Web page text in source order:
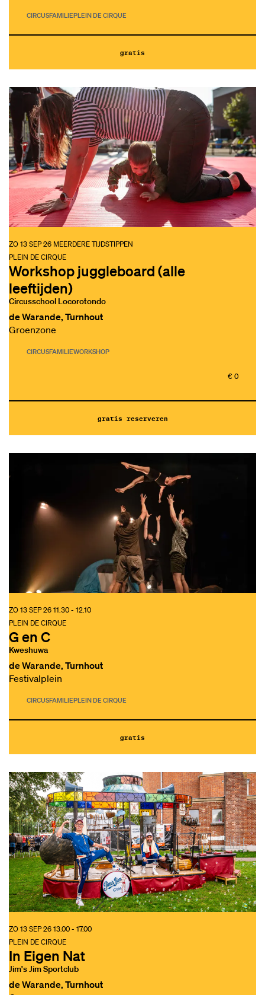
CIRCUSFAMILIEPLEIN DE CIRQUE
gratis
Workshop juggleboard (alle
leeftijden)
Circusschool Locorotondo
PLEIN DE CIRQUE
ZO 13 SEP 26 MEERDERE TIJDSTIPPEN
de Warande, Turnhout
Groenzone
CIRCUSFAMILIEWORKSHOP
€ 0
gratis reserveren
G en C
Kweshuwa
PLEIN DE CIRQUE
ZO 13 SEP 2611.30 - 12.10
de Warande, Turnhout
Festivalplein
CIRCUSFAMILIEPLEIN DE CIRQUE
gratis
In Eigen Nat
Jim's Jim Sportclub
PLEIN DE CIRQUE
ZO 13 SEP 2613.00 - 17.00
de Warande, Turnhout